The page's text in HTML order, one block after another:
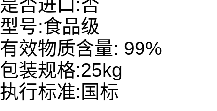
是否进口:否
型号:食品级
有效物质含量: 99%
包装规格:25kg
执行标准:国标